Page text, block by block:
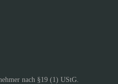
nach §19 (1) UStG.